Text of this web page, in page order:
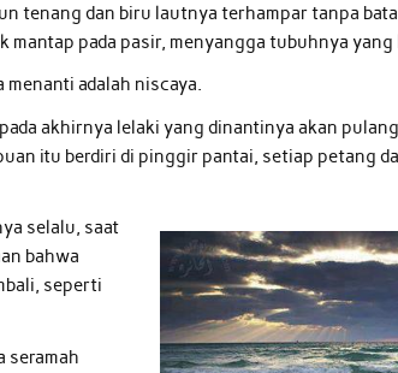
tenang dan biru lautnya terhampar tanpa
mantap pada pasir, menyangga tubuhnya
menanti adalah niscaya.
akhirnya lelaki yang dinantinya akan
itu berdiri di pinggir pantai, setiap petang
selalu, saat
bahwa
seperti
seramah